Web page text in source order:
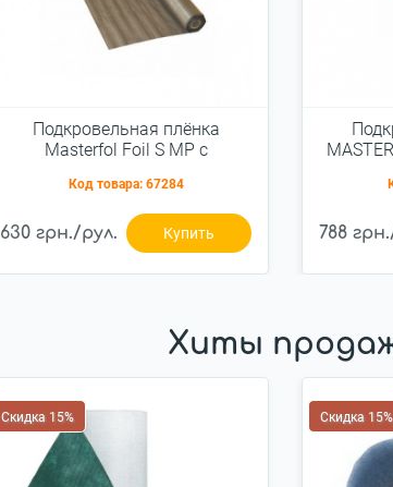
Подкровельная плёнка
Masterfol Foil S МР с
(75м2)
Код товара: 67284
630 грн./рул. Купить 788
Хиты
Скидка 15% Скидка 15%